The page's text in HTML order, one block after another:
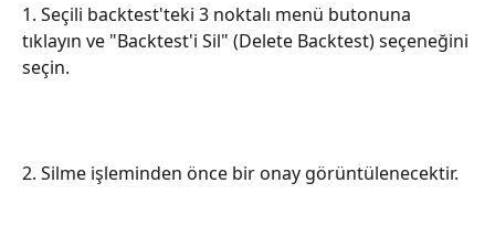
1. Seçili backtest'teki 3 noktalı menü butonuna
tıklayın ve "Backtest'i Sil" (Delete Backtest) seçeneğini
seçin.
2. Silme işleminden önce bir onay görüntülenecektir.